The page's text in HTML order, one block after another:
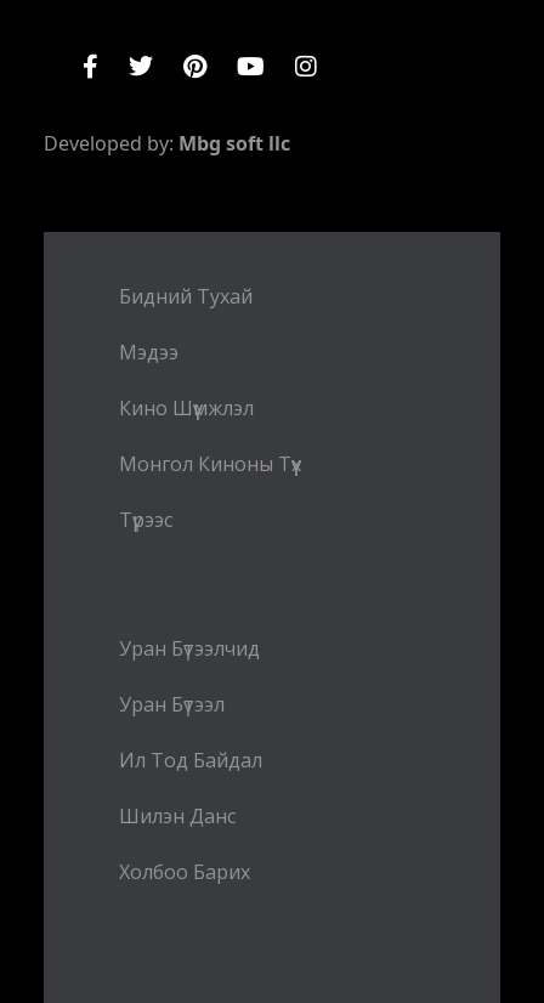
Developed by: Mbg soft llc
Бидний Тухай
Мэдээ
Кино Шүүмжлэл
Монгол Киноны Түүх
Түрээс
Уран Бүтээлчид
Уран Бүтээл
Ил Тод Байдал
Шилэн Данс
Холбоо Барих